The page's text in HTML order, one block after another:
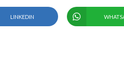
LINKEDIN